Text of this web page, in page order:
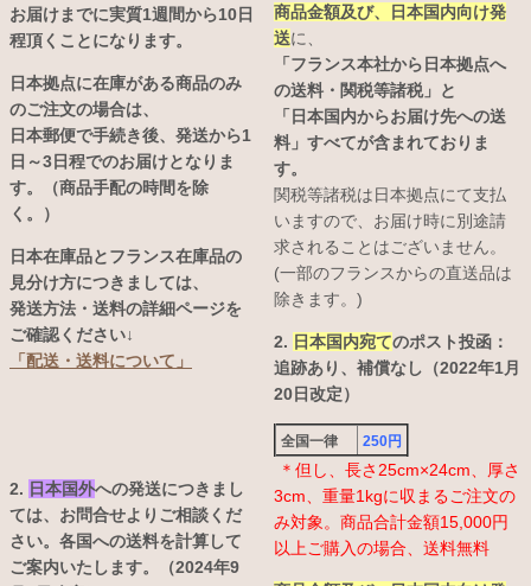
お届けまでに実質1週間から10日
程頂くことになります。
日本拠点に在庫がある商品のみ
のご注文の場合は、
日本郵便で手続き後、発送から1
日～3日程でのお届けとなりま
す。（商品手配の時間を除
く。）
日本在庫品とフランス在庫品の
見分け方につきましては、
発送方法・送料の詳細ページを
ご確認ください↓
「配送・送料について」
2. 日本国外への発送につきまし
ては、お問合せよりご相談くだ
さい。各国への送料を計算して
ご案内いたします。（2024年9
商品金額及び、日本国内向け発
送に、
「フランス本社から日本拠点へ
の送料・関税等諸税」と
「日本国内からお届け先への送
料」すべてが含まれておりま
す。
関税等諸税は日本拠点にて支払
いますので、お届け時に別途請
求されることはございません。
(一部のフランスからの直送品は
除きます。)
2. 日本国内宛てのポスト投函：
追跡あり、補償なし（2022年1月
20日改定）
全国一律 250円
＊但し、長さ25cm×24cm、厚さ
3cm、重量1kgに収まるご注文の
み対象。商品合計金額15,000円
以上ご購入の場合、送料無料